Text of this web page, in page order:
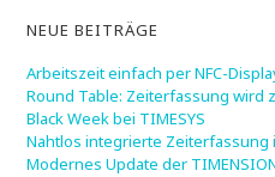
NEUE BEITRÄGE
Arbeitszeit einfach per NFC-
Round Table: Zeiterfassung wird
Black Week bei TIMESYS
Nahtlos integrierte
Modernes Update der